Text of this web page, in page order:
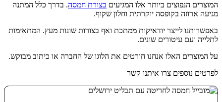
המוצרים הנפוצים ביותר אלו המגיעים בצורת חמסה. בדרך כלל המתנה
מגיעה ארוזה בקופסה יוקרתית וחלון שקוף.
באפשרותנו לייצר יודאיקות ממתכת ואף בצורות שונות מעץ. המתאימות
לתלייה ועם עיטורים שונים.
על המוצרים האלו אנחנו חורטים את הלוגו של החברה או כיתוב מבוקש.
לפרטים נוספים צרו איתנו קשר